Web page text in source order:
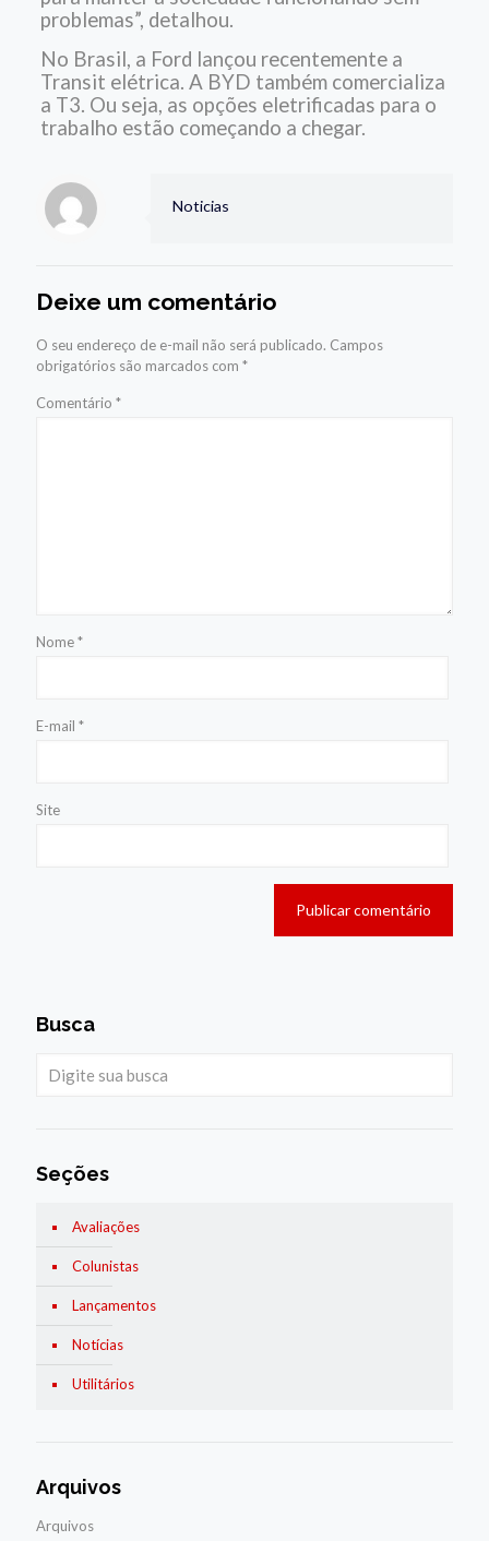
problemas”, detalhou.
No Brasil, a Ford lançou recentemente a
Transit elétrica. A BYD também comercializa
a T3. Ou seja, as opções eletrificadas para o
trabalho estão começando a chegar.
Noticias
Deixe um comentário
O seu endereço de e-mail não será publicado. Campos
obrigatórios são marcados com *
Comentário *
Nome*
E-mail *
Site
Busca
Seções
Avaliações
Colunistas
Lançamentos
Notícias
Utilitários
Arquivos
Arquivos